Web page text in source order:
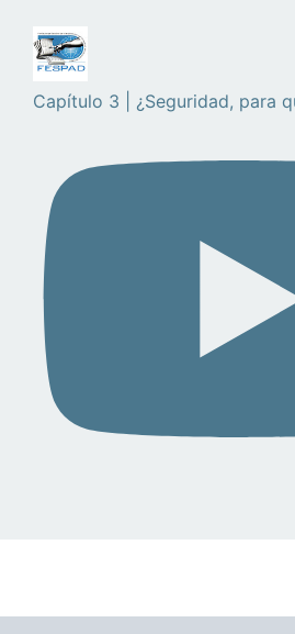
Capítulo 3 | ¿Seguridad, para